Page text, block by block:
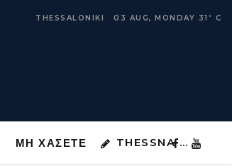
THESSALONIKI 03 AUG, MONDAY 31 ° C
ΜΗ ΧΑΣΕΤΕ THESSNA …
ΜΗ ΧΑΣΕΤΕ THESSNA …